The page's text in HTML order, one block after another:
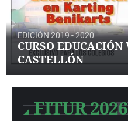
EDICIÓN 2019 - 2020
CURSO
CASTELLÓN
FITUR 2026